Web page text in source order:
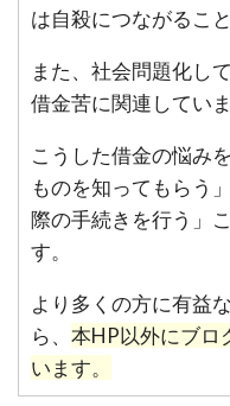
は自殺につながるこ
また、社会問題化し
借金苦に関連していま
こうした借金の悩み
ものを知ってもらう
際の手続きを行う」
す。
より多くの方に有益
ら、 本HP以外にブロ
います。